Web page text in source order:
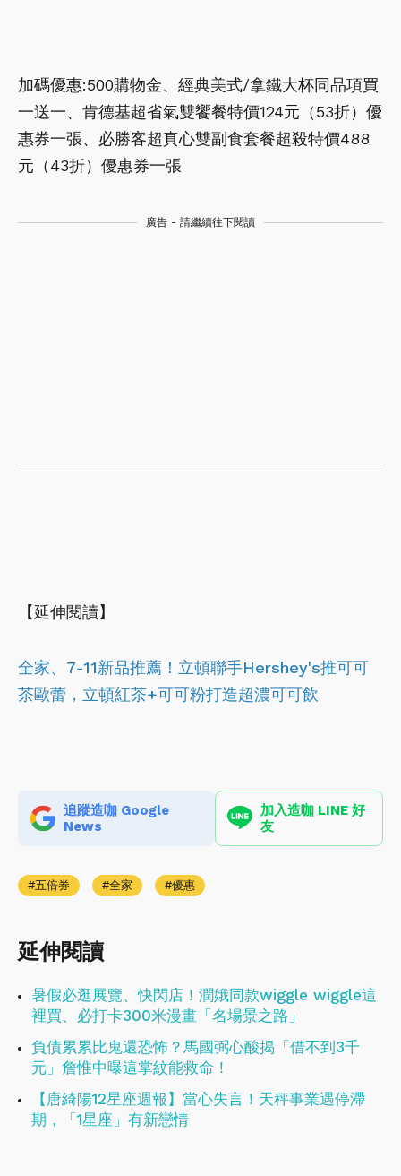
加碼優惠:500購物金、經典美式/拿鐵大杯同品項買
一送一、肯德基超省氣雙饗餐特價124元（53折）優
惠券一張、必勝客超真心雙副食套餐超殺特價488
元（43折）優惠券一張
廣告 - 請繼續往下閱讀
【延伸閱讀】
全家、7-11新品推薦！立頓聯手Hershey's推可可
茶歐蕾，立頓紅茶+可可粉打造超濃可可飲
追蹤造咖 Google
News
加入造咖 LINE 好
友
五倍券 全家 優惠
延伸閱讀
暑假必逛展覽、快閃店！潤娥同款wiggle wiggle這
裡買、必打卡300米漫畫「名場景之路」
負債累累比鬼還恐怖？馬國弼心酸揭「借不到3千
元」詹惟中曝這掌紋能救命！
【唐綺陽12星座週報】當心失言！天秤事業遇停滯
期，「1星座」有新戀情